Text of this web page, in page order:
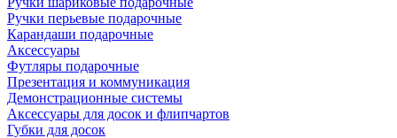
Ручки перьевые подарочные
Карандаши подарочные
Аксессуары
Футляры подарочные
Презентация и коммуникация
Демонстрационные системы
Аксессуары для досок и флипчартов
Губки для досок